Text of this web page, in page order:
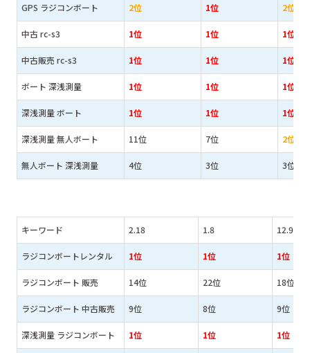
GPS ラジコンボート 2位 1位 2位
中古 rc-s3 1位 1位 1位
中古販売 rc-s3 1位 1位 1位
ボート 深浅測量 1位 1位 1位
深浅測量 ボート 1位 1位 1位
深浅測量 無人ボート 11位 7位 2位
無人ボート 深浅測量 4位 3位 3位
キーワード 2.18 1.8 12.9
ラジコンボートレンタル 1位 1位 1位
ラジコンボート 販売 14位 22位 18位
ラジコンボート 中古販売 9位 8位 9位
深浅測量 ラジコンボート 1位 1位 1位